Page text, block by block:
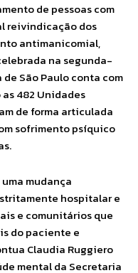
de pessoas com
reivindicação dos
antimanicomial,
na segunda-
São Paulo conta com
482 Unidades
de forma articulada
sofrimento psíquico
mudança
hospitalar e
e comunitários que
do paciente e
Claudia Ruggiero
mental da Secretaria